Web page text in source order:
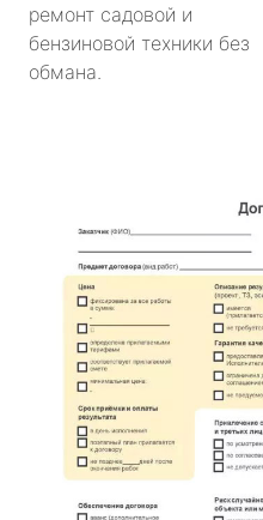
ремонт садовой и
бензиновой техники без
обмана.